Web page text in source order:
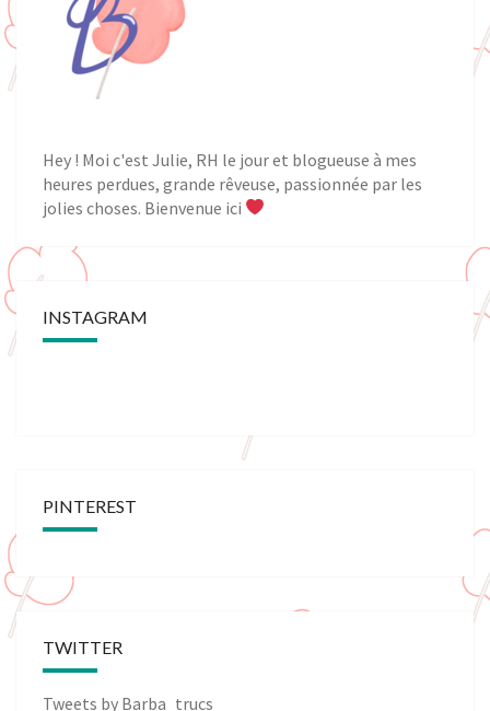
Hey ! Moi c'est Julie, RH le jour et blogueuse à mes
heures perdues, grande rêveuse, passionnée par les
jolies choses. Bienvenue ici
INSTAGRAM
PINTEREST
TWITTER
Tweets by Barba_trucs